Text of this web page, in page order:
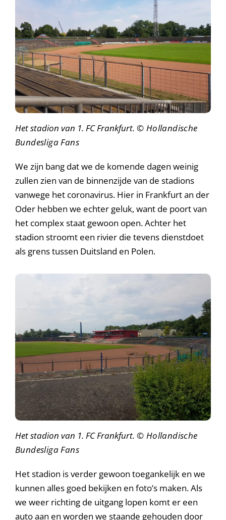
Het stadion van 1. FC Frankfurt. © Hollandische
Bundesliga Fans
We zijn bang dat we de komende dagen weinig
zullen zien van de binnenzijde van de stadions
vanwege het coronavirus. Hier in Frankfurt an der
Oder hebben we echter geluk, want de poort van
het complex staat gewoon open. Achter het
stadion stroomt een rivier die tevens dienstdoet
als grens tussen Duitsland en Polen.
Het stadion van 1. FC Frankfurt. © Hollandische
Bundesliga Fans
Het stadion is verder gewoon toegankelijk en we
kunnen alles goed bekijken en foto’s maken. Als
we weer richting de uitgang lopen komt er een
auto aan en worden we staande gehouden door